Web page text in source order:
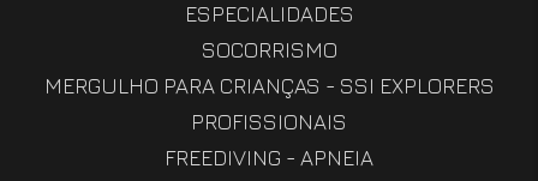
ESPECIALIDADES
SOCORRISMO
MERGULHO PARA CRIANÇAS - SSI EXPLORERS
PROFISSIONAIS
FREEDIVING - APNEIA